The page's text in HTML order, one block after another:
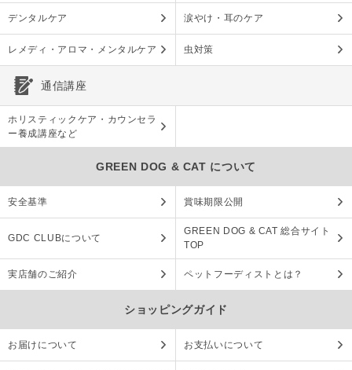
デンタルケア 涙やけ・耳のケア
レメディ・アロマ・メンタルケア 虫対策
通信講座
ホリスティックケア・カウンセラ
ー養成講座など
GREEN DOG & CAT について
安全基準 賞味期限公開
GDC CLUBについて
GREEN DOG & CAT 総合サイト
TOP
実店舗のご紹介 ペットフーディストとは？
ショッピングガイド
お届けについて お支払いについて